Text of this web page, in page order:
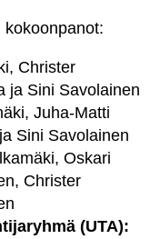
Christer
ja Sini Savolainen
Juha-Matti
Sini Savolainen
Oskari
Christer
(UTA):